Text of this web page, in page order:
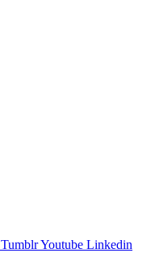
TumblrYoutube Linkedin